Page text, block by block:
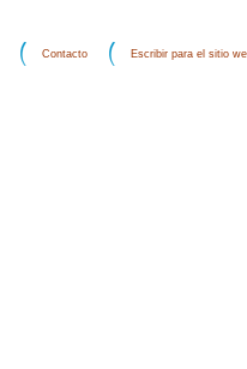
Contacto Escribir para el sitio